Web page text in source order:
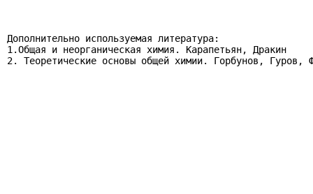
Дополнительно используемая литература:
1.Общая и неорганическая химия. Карапетьян, Дракин
2. Теоретические основы общей химии. Горбунов, Гуров,